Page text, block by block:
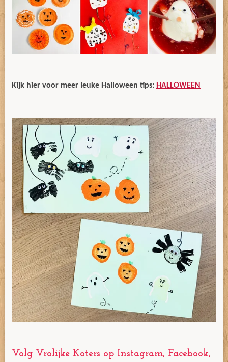
Kijk hier voor meer leuke Halloween tips: HALLOWEEN
Volg Vrolijke Koters op Instagram, Facebook,